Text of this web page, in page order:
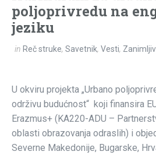
poljoprivredu na
jeziku
in Reč struke, Savetnik, Vesti,
U okviru projekta „Urbano
održivu budućnost“ koji finansira
Erazmus+ (KA220-ADU –
oblasti obrazovanja odraslih) i
Severne Makedonije, Bugarske,